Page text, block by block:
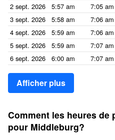
2 sept. 2026
5:57 am 7:05 am
3 sept. 2026
5:58 am 7:06 am
4 sept. 2026
5:59 am 7:06 am
5 sept. 2026
5:59 am 7:07 am
6 sept. 2026
6:00 am 7:07 am
Afficher plus
Comment les heures
pour Middleburg?